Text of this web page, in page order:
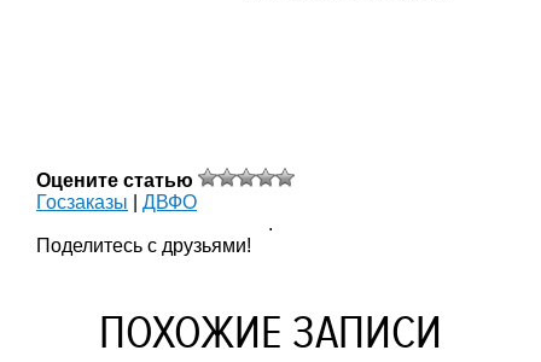
Оцените статью
Госзаказы
ДВФО
.
Поделитесь с друзьями!
ПОХОЖИЕ ЗАПИСИ